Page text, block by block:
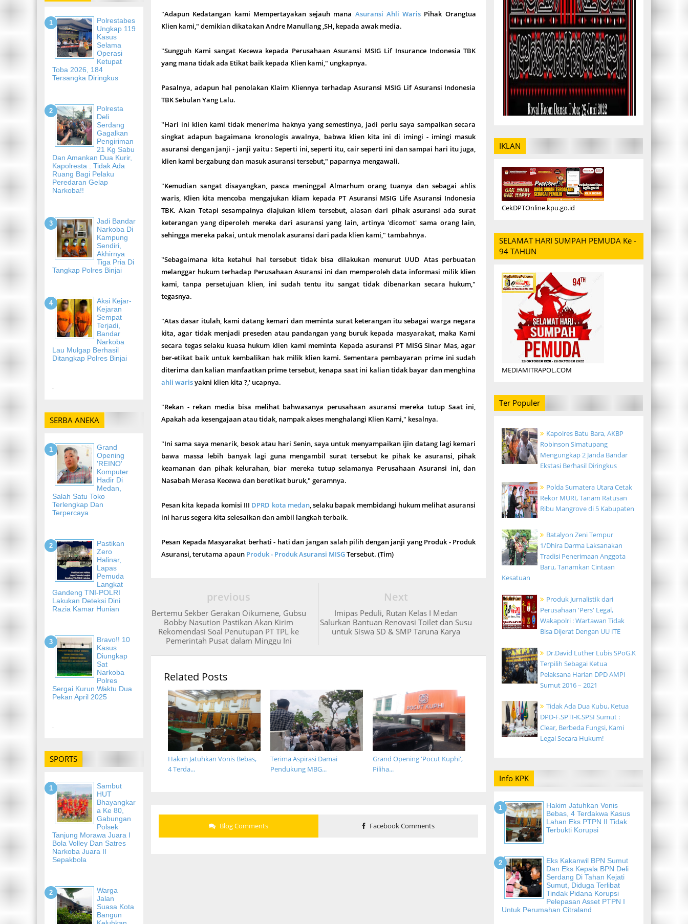
Polrestabes
Ungkap 119
Kasus
Selama
Operasi
Ketupat
Toba 2026, 184
Tersangka Diringkus
Polresta
Deli
Serdang
Gagalkan
Pengiriman
21 Kg Sabu
Dan Amankan Dua Kurir,
Kapolresta : Tidak Ada
Ruang Bagi Pelaku
Peredaran Gelap
Narkoba!!
Jadi Bandar
Narkoba Di
Kampung
Sendiri,
Akhirnya
Tiga Pria Di
Tangkap Polres Binjai
Aksi Kejar-
Kejaran
Sempat
Terjadi,
Bandar
Narkoba
Lau Mulgap Berhasil
Ditangkap Polres Binjai
-
SERBA ANEKA
Grand
Opening
'REINO'
Komputer
Hadir Di
Medan,
Salah Satu Toko
Terlengkap Dan
Terpercaya
Pastikan
Zero
Halinar,
Lapas
Pemuda
Langkat
Gandeng TNI-POLRI
Lakukan Deteksi Dini
Razia Kamar Hunian
Bravo!! 10
Kasus
Diungkap
Sat
Narkoba
Polres
Sergai Kurun Waktu Dua
Pekan April 2025
-
SPORTS
Sambut
HUT
Bhayangkar
A Ke 80,
Gabungan
Polsek
Tanjung Morawa Juara I
Bola Volley Dan Satres
Narkoba Juara II
Sepakbola
Warga
Jalan
Suasa Kota
Bangun
"Adapun Kedatangan kami Mempertayakan sejauh mana Asuransi Ahli Waris Pihak Orangtua
Klien kami," demikian dikatakan Andre Manullang ,SH, kepada awak media.
"Sungguh Kami sangat Kecewa kepada Perusahaan Asuransi MSIG Lif Insurance Indonesia TBK
yang mana tidak ada Etikat baik kepada Klien kami," ungkapnya.
Pasalnya, adapun hal penolakan Klaim Kliennya terhadap Asuransi MSIG Lif Asuransi Indonesia
TBK Sebulan Yang Lalu.
"Hari ini klien kami tidak menerima haknya yang semestinya, jadi perlu saya sampaikan secara
singkat adapun bagaimana kronologis awalnya, babwa klien kita ini di imingi - imingi masuk
asuransi dengan janji - janji yaitu : Seperti ini, seperti itu, cair seperti ini dan sampai hari itu juga,
klien kami bergabung dan masuk asuransi tersebut," paparnya mengawali.
"Kemudian sangat disayangkan, pasca meninggal Almarhum orang tuanya dan sebagai ahlis
waris, Klien kita mencoba mengajukan kliam kepada PT Asuransi MSIG Life Asuransi Indonesia
TBK. Akan Tetapi sesampainya diajukan kliem tersebut, alasan dari pihak asuransi ada surat
keterangan yang diperoleh mereka dari asuransi yang lain, artinya 'dicomot' sama orang lain,
sehingga mereka pakai, untuk menolak asuransi dari pada klien kami," tambahnya.
"Sebagaimana kita ketahui hal tersebut tidak bisa dilakukan menurut UUD Atas perbuatan
melanggar hukum terhadap Perusahaan Asuransi ini dan memperoleh data informasi milik klien
kami, tanpa persetujuan klien, ini sudah tentu itu sangat tidak dibenarkan secara hukum,"
tegasnya.
"Atas dasar itulah, kami datang kemari dan meminta surat keterangan itu sebagai warga negara
kita, agar tidak menjadi preseden atau pandangan yang buruk kepada masyarakat, maka Kami
secara tegas selaku kuasa hukum klien kami meminta Kepada asuransi PT MISG Sinar Mas, agar
ber-etikat baik untuk kembalikan hak milik klien kami. Sementara pembayaran prime ini sudah
diterima dan kalian manfaatkan prime tersebut, kenapa saat ini kalian tidak bayar dan menghina
ahli warisyakni klien kita ?,' ucapnya.
"Rekan - rekan media bisa melihat bahwasanya perusahaan asuransi mereka tutup Saat ini,
Apakah ada kesengajaan atau tidak, nampak akses menghalangi Klien Kami," kesalnya.
"Ini sama saya menarik, besok atau hari Senin, saya untuk menyampaikan ijin datang lagi kemari
bawa massa lebih banyak lagi guna mengambil surat tersebut ke pihak ke asuransi, pihak
keamanan dan pihak kelurahan, biar mereka tutup selamanya Perusahaan Asuransi ini, dan
Nasabah Merasa Kecewa dan beretikat buruk," geramnya.
Pesan kita kepada komisi III DPRD kota medan, selaku bapak membidangi hukum melihat asuransi
ini harus segera kita selesaikan dan ambil langkah terbaik.
Pesan Kepada Masyarakat berhati - hati dan jangan salah pilih dengan janji yang Produk - Produk
Asuransi, terutama apaun Produk - Produk Asuransi MISGTersebut. (Tim)
Next
Imipas Peduli, Rutan Kelas I Medan
Salurkan Bantuan Renovasi Toilet dan Susu
untuk Siswa SD & SMP Taruna Karya
previous
Bertemu Sekber Gerakan Oikumene, Gubsu
Bobby Nasution Pastikan Akan Kirim
Rekomendasi Soal Penutupan PT TPL ke
Pemerintah Pusat dalam Minggu Ini
Related Posts
Grand Opening 'Pocut Kuphi',
Piliha...
Terima Aspirasi Damai
Pendukung MBG...
Hakim Jatuhkan Vonis Bebas,
4 Terda...
Blog Comments Facebook Comments
IKLAN
CekDPTOnline.kpu.go.id
SELAMAT HARI SUMPAH PEMUDA Ke -
94 TAHUN
MEDIAMITRAPOL.COM
Ter Populer
Kapolres Batu Bara, AKBP
Robinson Simatupang
Mengungkap 2 Janda Bandar
Ekstasi Berhasil Diringkus
Polda Sumatera Utara Cetak
Rekor MURI, Tanam Ratusan
Ribu Mangrove di 5 Kabupaten
Batalyon Zeni Tempur
1/Dhira Darma Laksanakan
Tradisi Penerimaan Anggota
Baru, Tanamkan Cintaan
Kesatuan
Produk Jurnalistik dari
Perusahaan 'Pers' Legal,
Wakapolri : Wartawan Tidak
Bisa Dijerat Dengan UU ITE
Dr.David Luther Lubis SPoG.K
Terpilih Sebagai Ketua
Pelaksana Harian DPD AMPI
Sumut 2016 – 2021
Tidak Ada Dua Kubu, Ketua
DPD-F.SPTI-K.SPSI Sumut :
Clear, Berbeda Fungsi, Kami
Legal Secara Hukum!
Info KPK
Hakim Jatuhkan Vonis
Bebas, 4 Terdakwa Kasus
Lahan Eks PTPN II Tidak
Terbukti Korupsi
Eks Kakanwil BPN Sumut
Dan Eks Kepala BPN Deli
Serdang Di Tahan Kejati
Sumut, Diduga Terlibat
Tindak Pidana Korupsi
Pelepasan Asset PTPN I
Untuk Perumahan Citraland